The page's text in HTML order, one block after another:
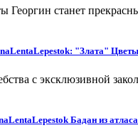
Георгин станет
"Злата"
с эксклюзивной
Бадан из